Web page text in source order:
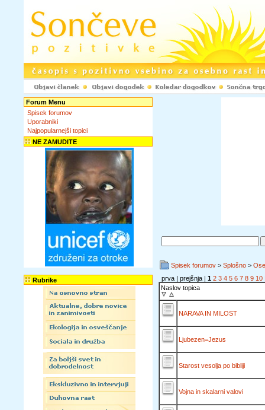
Forum Menu
Spisek forumov
Uporabniki
Najpopularnejši topici
NE ZAMUDITE
Rubrike
Spisek forumov > Splošno >
prva | prejšnja | 1 2 3 4 5 6 7 8 9 10
Naslov topica
NARAVA IN MILOST
Ljubezen=Jezus
Starost vesolja po bibliji
Vojna in skalarni valovi